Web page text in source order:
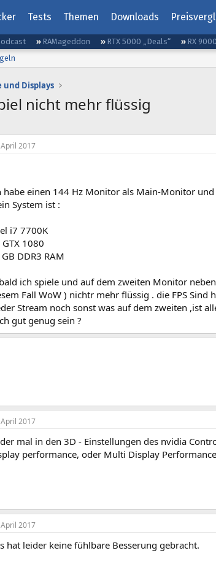
Tests Themen Downloads
RAMageddon RTX 5000 „Deals“ RX
Displays
nicht mehr flüssig
2017
habe einen 144 Hz Monitor als Main-Monitor
System ist :
i7 7700K
GTX 1080
DDR3 RAM
ich spiele und auf dem zweiten Monitor
Fall WoW ) nichtr mehr flüssig . die FPS
Stream noch sonst was auf dem zweiten ,ist
gut genug sein ?
2017
mal in den 3D - Einstellungen des nvidia
performance, oder Multi Display
2017
hat leider keine fühlbare Besserung gebracht.